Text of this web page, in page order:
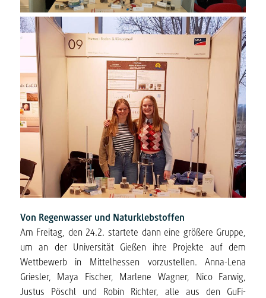
Von Regenwasser und Naturklebstoffen
Am Freitag, den 24.2. startete dann eine größere Gruppe,
um an der Universität Gießen ihre Projekte auf dem
Wettbewerb in Mittelhessen vorzustellen. Anna-Lena
Griesler, Maya Fischer, Marlene Wagner, Nico Farwig,
Justus Pöschl und Robin Richter, alle aus den GuFi-